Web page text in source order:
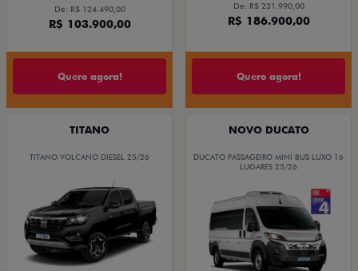
De: R$ 124.490,00
R$ 103.900,00
Quero agora!
De: R$ 231.990,00
R$ 186.900,00
Quero agora!
TITANO
TITANO VOLCANO DIESEL 25/26
NOVO DUCATO
DUCATO PASSAGEIRO MINI BUS LUXO 16
LUGARES 25/26